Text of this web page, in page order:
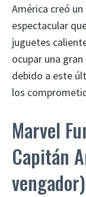
América creó
espectacular
juguetes
ocupar una
debido a este
los
Marvel
Capitán
vengador)